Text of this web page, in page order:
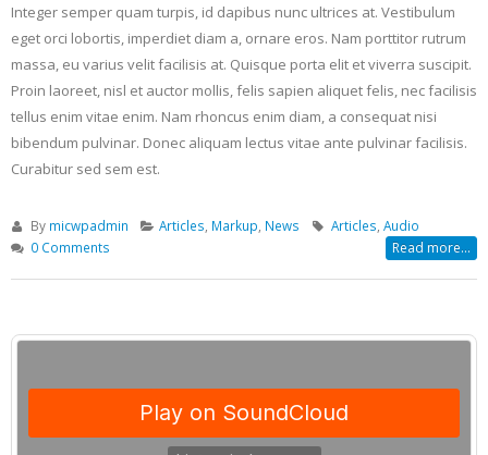
Integer semper quam turpis, id dapibus nunc ultrices at. Vestibulum
eget orci lobortis, imperdiet diam a, ornare eros. Nam porttitor rutrum
massa, eu varius velit facilisis at. Quisque porta elit et viverra suscipit.
Proin laoreet, nisl et auctor mollis, felis sapien aliquet felis, nec facilisis
tellus enim vitae enim. Nam rhoncus enim diam, a consequat nisi
bibendum pulvinar. Donec aliquam lectus vitae ante pulvinar facilisis.
Curabitur sed sem est.
By micwpadmin Articles Markup News Articles ,Audio
0 Comments
Read more...